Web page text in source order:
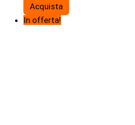
prezzo
originale
Acquista
In offerta!